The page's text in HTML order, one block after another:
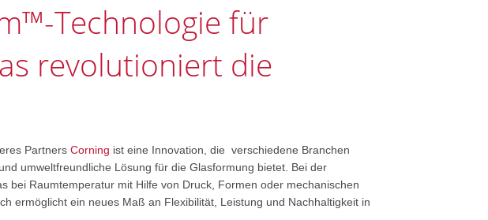
Technologie für
revolutioniert die
PartnersCorning ist eine Innovation, die verschiedene Branchen
umweltfreundliche Lösung für die Glasformung bietet. Bei der
bei Raumtemperatur mit Hilfe von Druck, Formen oder mechanischen
ermöglicht ein neues Maß an Flexibilität, Leistung und Nachhaltigkeit in